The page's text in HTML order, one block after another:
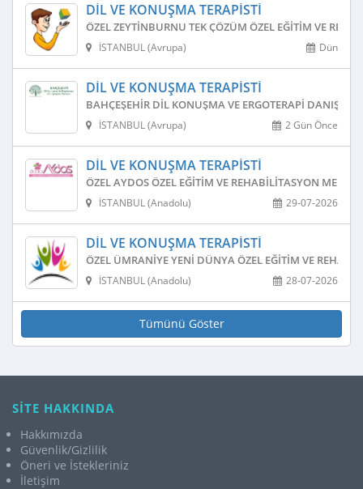
DIL VE KONUŞMA TERAPISTI
ÖZEL ZEYTINBURNU TEK ÇÖZÜM ÖZEL EĞITIM VE
Dün
İSTANBUL (Avrupa)
DIL VE KONUŞMA TERAPISTI
BAHÇEŞEHIR DIL KONUŞMA VE ERGOTERAPI
2 Gün Önce
İSTANBUL (Avrupa)
DIL VE KONUŞMA TERAPISTI
ÖZEL AYDOS ÖZEL EĞITIM VE REHABILITASYON
29-07-2026
İSTANBUL (Anadolu)
DIL VE KONUŞMA TERAPISTI
ÖZEL ÜMRANIYE YENI DÜNYA ÖZEL EĞITIM VE
28-07-2026
İSTANBUL (Anadolu)
Tümünü Göster
SİTE HAKKINDA
Hakkımızda
Güvenlik/Gizlilik
Öneri ve İstekleriniz
İletişim